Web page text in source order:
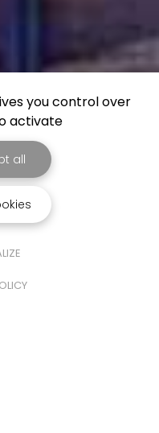
you control over
activate
all